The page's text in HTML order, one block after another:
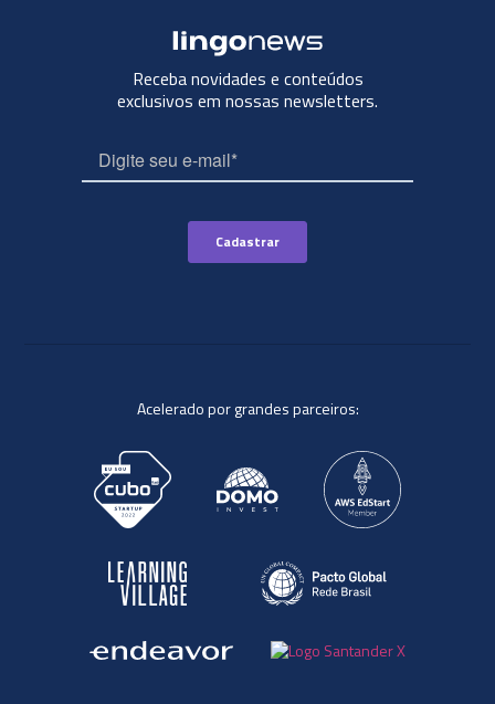
Receba novidades e conteúdos
exclusivos em nossas newsletters.
Acelerado por grandes parceiros: